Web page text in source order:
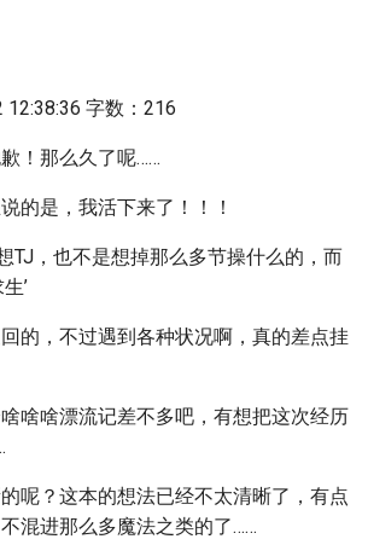
字数：216
！那么久了呢……
的是，我活下来了！！！
TJ，也不是想掉那么多节操什么的，而
’
的，不过遇到各种状况啊，真的差点挂
啥啥漂流记差不多吧，有想把这次经历
呢？这本的想法已经不太清晰了，有点
混进那么多魔法之类的了……